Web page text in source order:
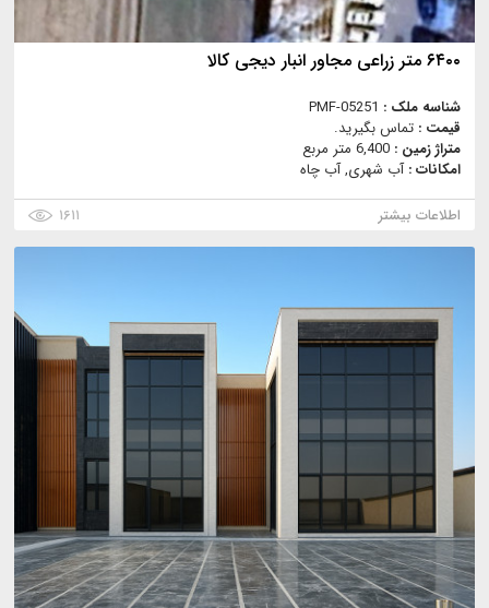
۶۴۰۰ متر زراعی مجاور انبار دیجی کالا
شناسه ملک : PMF-05251
قیمت : تماس بگیرید.
متراژ زمین : 6,400 متر مربع
امکانات :آب شهری, آب چاه
اطلاعات بیشتر
۱۶۱۱